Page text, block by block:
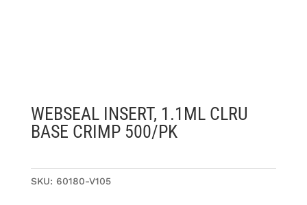
WEBSEAL INSERT, 1.1ML CLRU
BASE CRIMP 500/PK
SKU: 60180-V105